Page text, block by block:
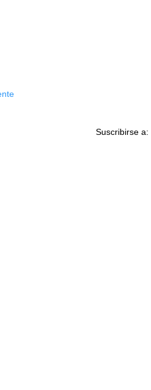
Suscribirse a: